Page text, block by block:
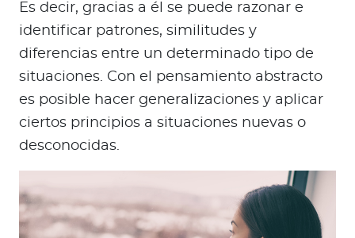
Es decir, gracias a él se puede razonar e
identificar patrones, similitudes y
diferencias entre un determinado tipo de
situaciones. Con el pensamiento abstracto
es posible hacer generalizaciones y aplicar
ciertos principios a situaciones nuevas o
desconocidas.